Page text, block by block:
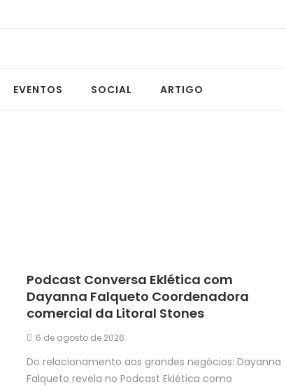
EVENTOS SOCIAL ARTIGO
Podcast Conversa Eklética com
Dayanna Falqueto Coordenadora
comercial da Litoral Stones
6 de agosto de 2026
Do relacionamento aos grandes negócios: Dayanna
Falqueto revela no Podcast Eklética como